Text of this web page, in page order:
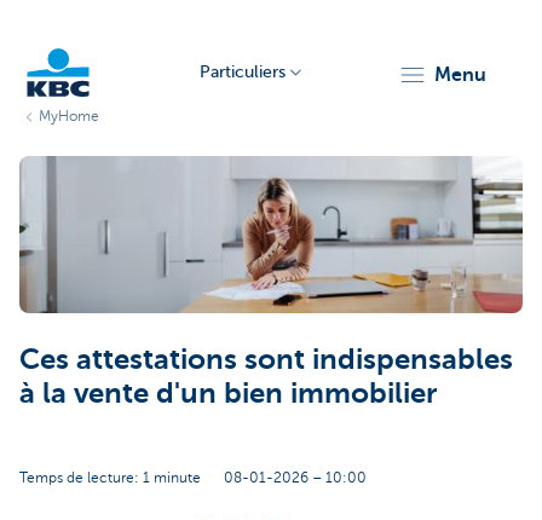
Particuliers menu
MyHome
Ces attestations sont indispensables
à la vente d'un bien immobilier
Temps de lecture: 1 minute 08-01-2026 – 10:00